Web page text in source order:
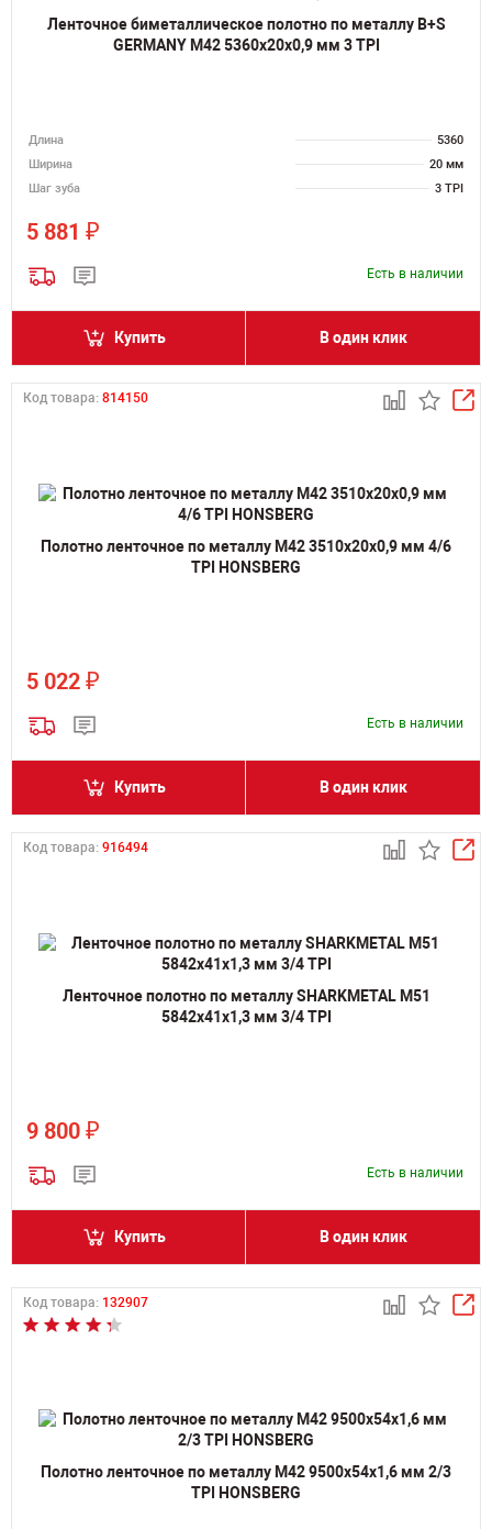
Ленточное биметаллическое полотно по металлу B+S
GERMANY M42 5360х20х0,9 мм 3 TPI
Длина
5360
Ширина
20 мм
Шаг зуба
3 TPI
5 881 ₽
Есть в наличии
Купить В один клик
Код товара: 814150
Полотно ленточное по металлу M42 3510х20х0,9 мм 4/6
TPI HONSBERG
5 022 ₽
Есть в наличии
Купить В один клик
Код товара: 916494
Ленточное полотно по металлу SHARKMETAL M51
5842х41х1,3 мм 3/4 TPI
9 800 ₽
Есть в наличии
Купить В один клик
Код товара: 132907
Полотно ленточное по металлу M42 9500х54х1,6 мм 2/3
TPI HONSBERG